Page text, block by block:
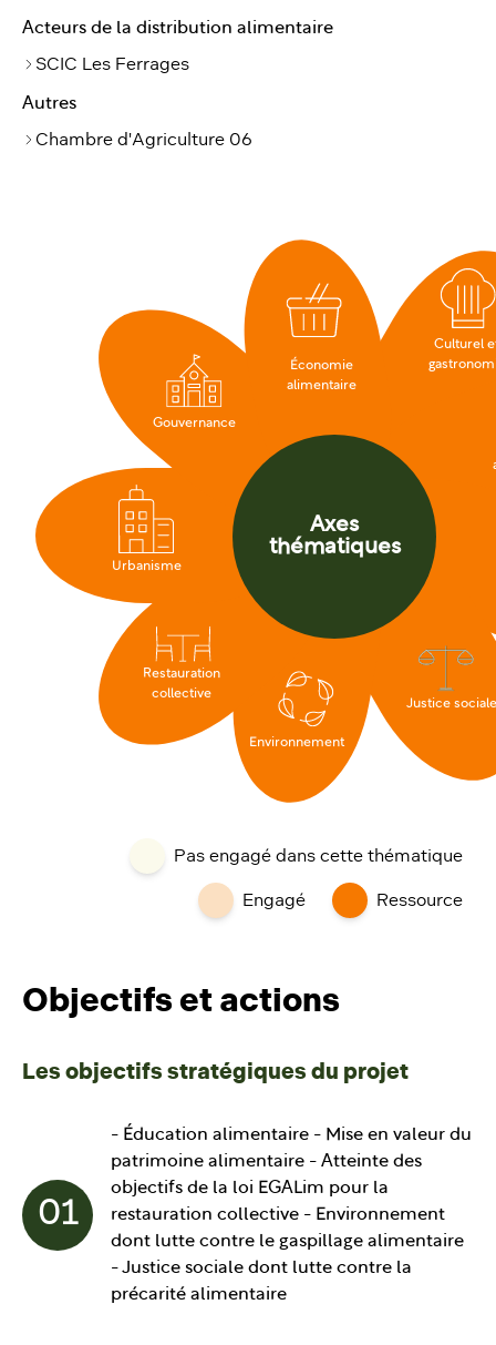
Acteurs de la distribution alimentaire
SCIC Les Ferrages
Autres
Chambre d'Agriculture 06
Axes
thématiques
Économie
alimentaire
Culturel
Justice sociale
Environnement
Restauration
collective
Urbanisme
Gouvernance
Pas engagé dans cette thématique
Engagé Ressource
Objectifs et actions
Les objectifs stratégiques du projet
01
- Éducation alimentaire - Mise en valeur du
patrimoine alimentaire - Atteinte des
objectifs de la loi EGALim pour la
restauration collective - Environnement
dont lutte contre le gaspillage alimentaire
- Justice sociale dont lutte contre la
précarité alimentaire